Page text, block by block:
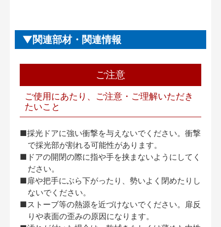
関連部材・関連情報
ご注意
ご使用にあたり、ご注意・ご理解いただき
たいこと
■採光ドアに強い衝撃を与えないでください。衝撃
で採光部が割れる可能性があります。
■ドアの開閉の際に指や手を挟まないようにしてく
ださい。
■扉や把手にぶら下がったり、勢いよく閉めたりし
ないでください。
■ストーブ等の熱源を近づけないでください。扉反
りや表面の歪みの原因になります。